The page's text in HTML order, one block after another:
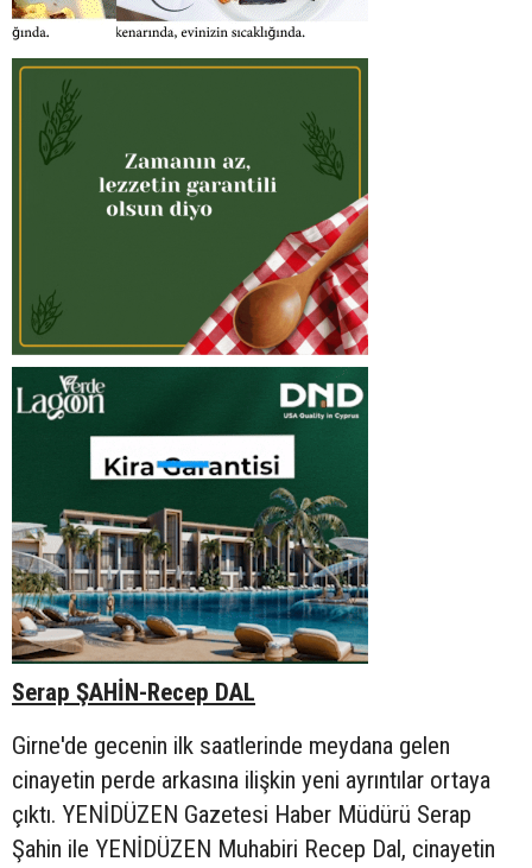
Serap ŞAHİN-Recep DAL
Girne'de gecenin ilk saatlerinde meydana gelen
cinayetin perde arkasına ilişkin yeni ayrıntılar ortaya
çıktı. YENİDÜZEN Gazetesi Haber Müdürü Serap
Şahin ile YENİDÜZEN Muhabiri Recep Dal, cinayetin